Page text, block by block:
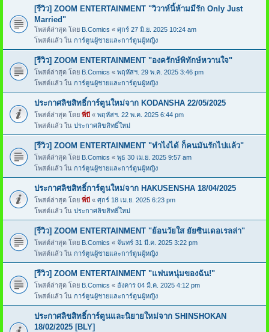
[รีวิว] ZOOM ENTERTAINMENT "วิวาห์นี้ห้ามมีรัก Only Just
Married"
โพสต์ล่าสุด โดย B.Comics « ศุกร์ 27 มิ.ย. 2025 10:24 am
โพสต์แล้ว ใน การ์ตูนผู้ชายและการ์ตูนผู้หญิง
[รีวิว] ZOOM ENTERTAINMENT "องครักษ์พิทักษ์หวานใจ"
โพสต์ล่าสุด โดย B.Comics « พฤหัสฯ. 29 พ.ค. 2025 3:46 pm
โพสต์แล้ว ใน การ์ตูนผู้ชายและการ์ตูนผู้หญิง
ประกาศลิขสิทธิ์การ์ตูนใหม่จาก KODANSHA 22/05/2025
โพสต์ล่าสุด โดย พี่บี « พฤหัสฯ. 22 พ.ค. 2025 6:44 pm
โพสต์แล้ว ใน ประกาศลิขสิทธิ์ใหม่
[รีวิว] ZOOM ENTERTAINMENT "ทำไงได้ ก็คนมันรักไปแล้ว"
โพสต์ล่าสุด โดย B.Comics « พุธ 30 เม.ย. 2025 9:57 am
โพสต์แล้ว ใน การ์ตูนผู้ชายและการ์ตูนผู้หญิง
ประกาศลิขสิทธิ์การ์ตูนใหม่จาก HAKUSENSHA 18/04/2025
โพสต์ล่าสุด โดย พี่บี « ศุกร์ 18 เม.ย. 2025 6:23 pm
โพสต์แล้ว ใน ประกาศลิขสิทธิ์ใหม่
[รีวิว] ZOOM ENTERTAINMENT "ย้อนวัยใส ยัยซินเดอเรลล่า"
โพสต์ล่าสุด โดย B.Comics « จันทร์ 31 มี.ค. 2025 3:22 pm
โพสต์แล้ว ใน การ์ตูนผู้ชายและการ์ตูนผู้หญิง
[รีวิว] ZOOM ENTERTAINMENT "แฟนหนุ่มของฉัน!"
โพสต์ล่าสุด โดย B.Comics « อังคาร 04 มี.ค. 2025 4:12 pm
โพสต์แล้ว ใน การ์ตูนผู้ชายและการ์ตูนผู้หญิง
ประกาศลิขสิทธิ์การ์ตูนและนิยายใหม่จาก SHINSHOKAN
18/02/2025 [BLY]